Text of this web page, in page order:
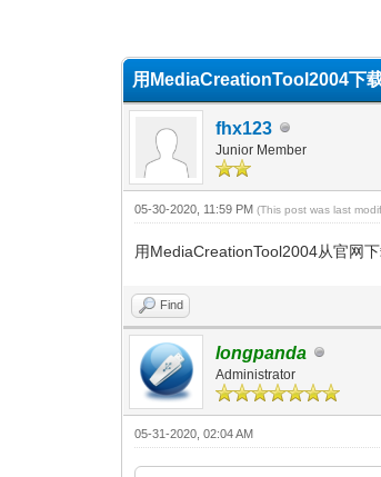
用MediaCreationTool2004下
fhx123
Junior Member
05-30-2020, 11:59 PM(This post was last
用MediaCreationTool2004从官网
Find
longpanda
Administrator
05-31-2020, 02:04 AM